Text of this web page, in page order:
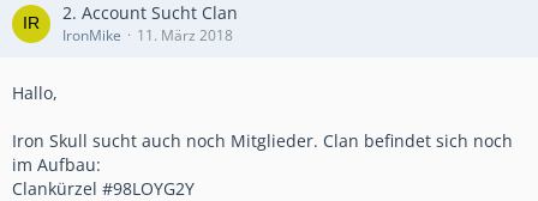
2. Account Sucht Clan
IronMike 11. März 2018
Hallo,
Iron Skull sucht auch noch Mitglieder. Clan befindet sich noch
im Aufbau:
Clankürzel #98LOYG2Y